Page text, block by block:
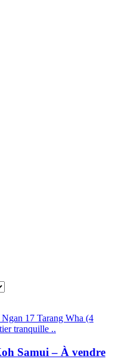
17 Tarang Wha (4
tranquille ..
Samui – À vendre